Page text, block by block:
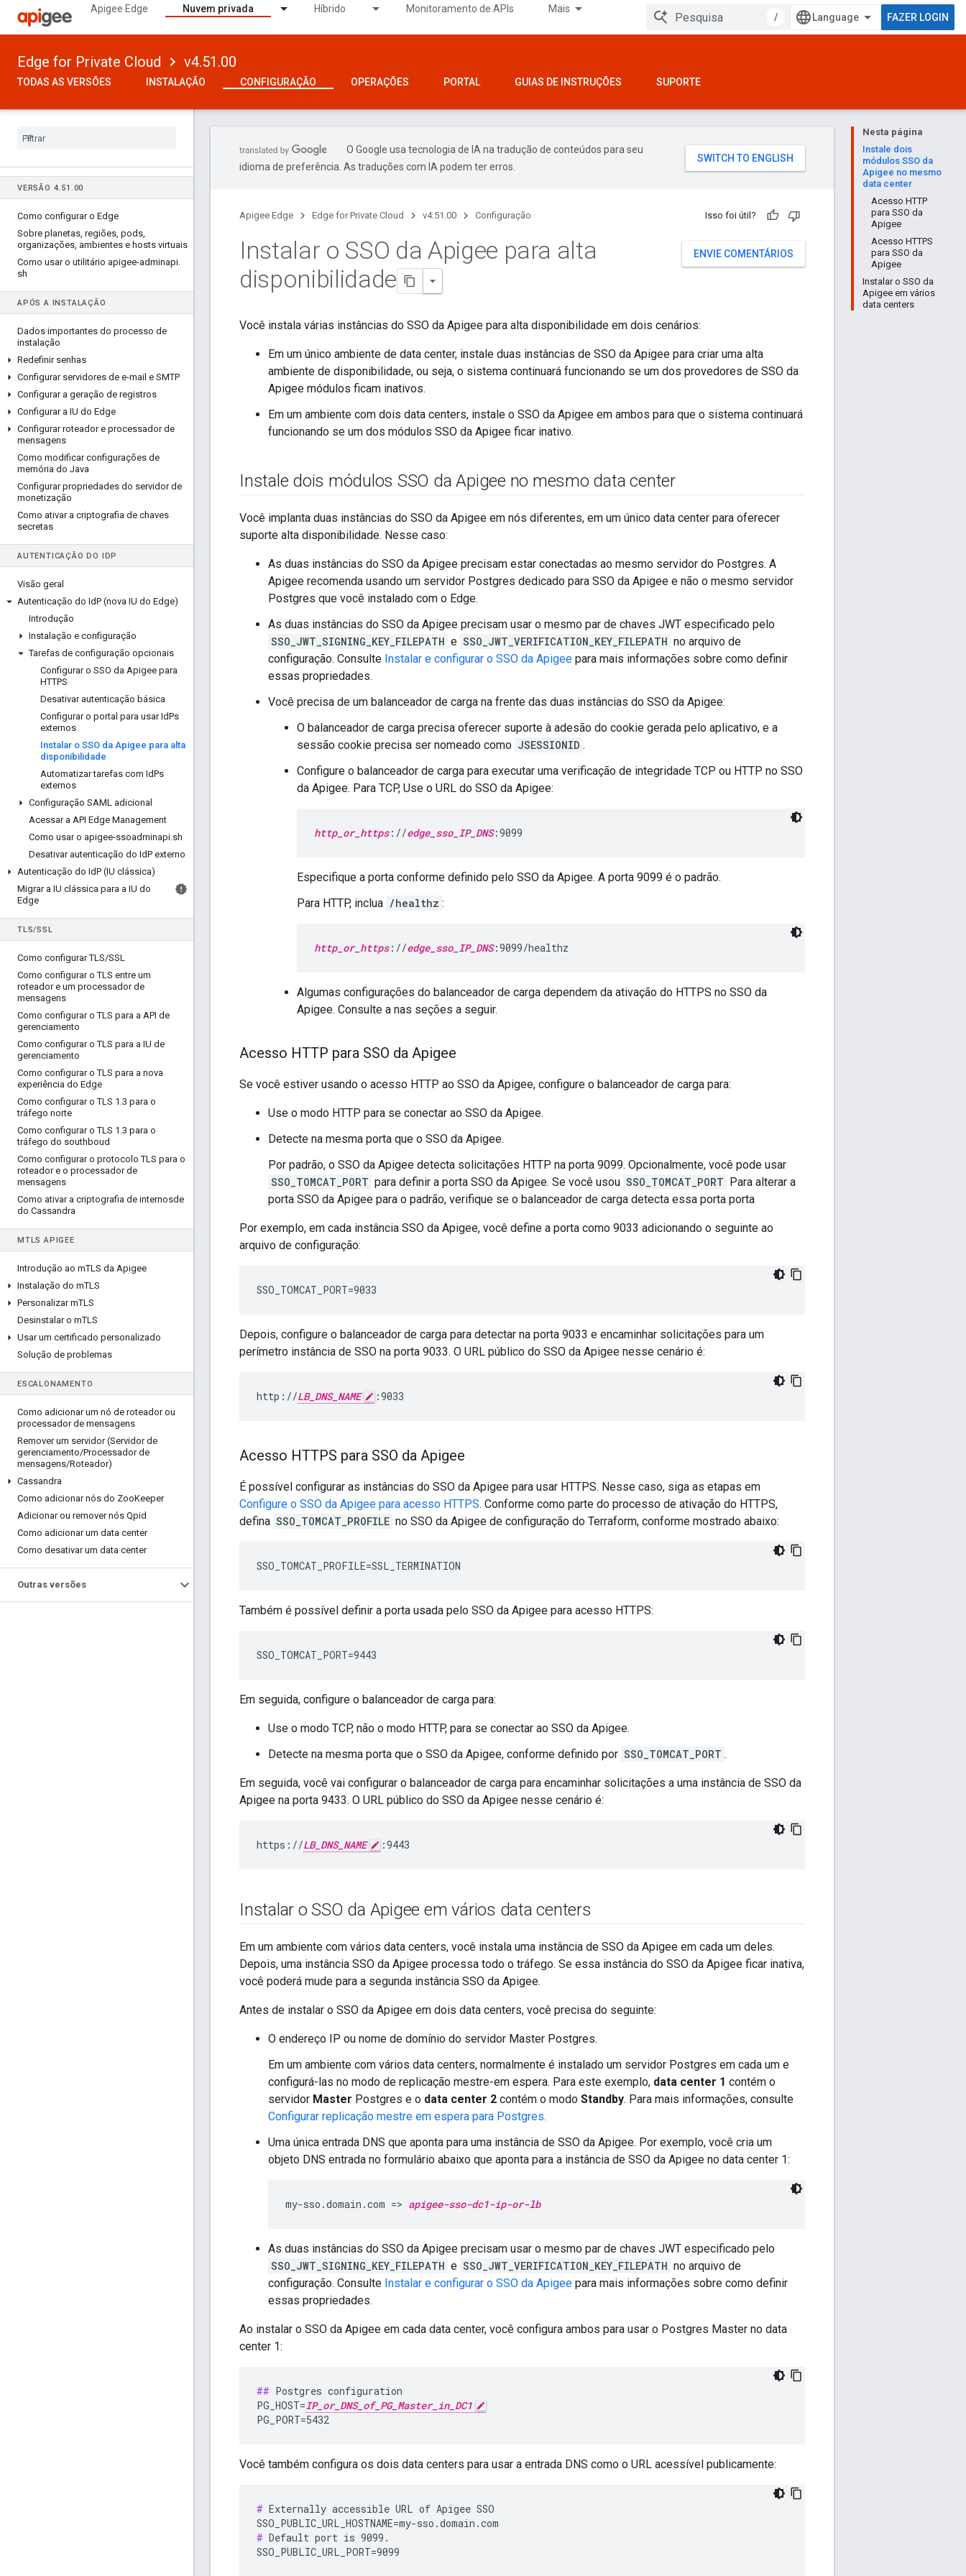
Apigee Edge Nuvem privada Híbrido Monitoramento de APIs Mais
/ FAZER LOGIN
Edge for Private Cloud v4.51.00
TODAS AS VERSÕES INSTALAÇÃO CONFIGURAÇÃO OPERAÇÕES PORTAL GUIAS DE INSTRUÇÕES SUPORTE
VERSÃO 4. 51 .00
Como configurar o Edge
Sobre planetas, regiões, pods,
organizações, ambientes e hosts virtuais
Como usar o utilitário apigee-adminapi.
sh
APÓS A INSTALAÇÃO
Dados importantes do processo de
instalação
Redefinir senhas
Configurar servidores de e-mail e SMTP
Configurar a geração de registros
Configurar a IU do Edge
Configurar roteador e processador de
mensagens
Como modificar configurações de
memória do Java
Configurar propriedades do servidor de
monetização
Como ativar a criptografia de chaves
secretas
AUTENTICAÇÃO DO IDP
Visão geral
Autenticação do IdP (nova IU do Edge)
Introdução
Instalação e configuração
Tarefas de configuração opcionais
Configurar o SSO da Apigee para
HTTPS
Desativar autenticação básica
Configurar o portal para usar IdPs
externos
Instalar o SSO da Apigee para alta
disponibilidade
Automatizar tarefas com IdPs
externos
Configuração SAML adicional
Acessar a API Edge Management
Como usar o apigee-ssoadminapi.sh
Desativar autenticação do IdP externo
Autenticação do IdP (IU clássica)
Migrar a IU clássica para a IU do
Edge
TLS/SSL
Como configurar TLS/SSL
Como configurar o TLS entre um
roteador e um processador de
mensagens
Como configurar o TLS para a API de
gerenciamento
Como configurar o TLS para a IU de
gerenciamento
Como configurar o TLS para a nova
experiência do Edge
Como configurar o TLS 1 .3 para o
tráfego norte
Como configurar o TLS 1 .3 para o
tráfego do southboud
Como configurar o protocolo TLS para o
roteador e o processador de
mensagens
Como ativar a criptografia de internosde
do Cassandra
MTLS APIGEE
Introdução ao mTLS da Apigee
Instalação do mTLS
Personalizar mTLS
Desinstalar o mTLS
Usar um certificado personalizado
Solução de problemas
ESCALONAMENTO
Como adicionar um nó de roteador ou
processador de mensagens
Remover um servidor (Servidor de
gerenciamento/Processador de
mensagens/Roteador)
Cassandra
Como adicionar nós do ZooKeeper
Adicionar ou remover nós Qpid
Como adicionar um data center
Como desativar um data center
Outras versões
Nesta página
Instale dois
módulos SSO da
Apigee no mesmo
data center
Acesso HTTP
para SSO da
Apigee
Acesso HTTPS
para SSO da
Apigee
Instalar o SSO da
Apigee em vários
data centers
O Google usa tecnologia de IA na tradução de conteúdos para seu
idioma de preferência. As traduções com IA podem ter erros.
Apigee Edge Edge for Private Cloud v4.51.00 Configuração Isso foi útil?
ENVIE COMENTÁRIOS
Instalar o SSO da Apigee para alta
disponibilidade
Você instala várias instâncias do SSO da Apigee para alta disponibilidade em dois cenários:
Em um único ambiente de data center, instale duas instâncias de SSO da Apigee para criar uma alta
ambiente de disponibilidade, ou seja, o sistema continuará funcionando se um dos provedores de SSO da
Apigee módulos ficam inativos.
Em um ambiente com dois data centers, instale o SSO da Apigee em ambos para que o sistema continuará
funcionando se um dos módulos SSO da Apigee ficar inativo.
Instale dois módulos SSO da Apigee no mesmo data center
Você implanta duas instâncias do SSO da Apigee em nós diferentes, em um único data center para oferecer
suporte alta disponibilidade. Nesse caso:
As duas instâncias do SSO da Apigee precisam estar conectadas ao mesmo servidor do Postgres. A
Apigee recomenda usando um servidor Postgres dedicado para SSO da Apigee e não o mesmo servidor
Postgres que você instalado com o Edge.
As duas instâncias do SSO da Apigee precisam usar o mesmo par de chaves JWT especificado pelo
SSO_JWT_SIGNING_KEY_FILEPATH e SSO_JWT_VERIFICATION_KEY_FILEPATH no arquivo de
configuração. Consulte Instalar e configurar o SSO da Apigee para mais informações sobre como definir
essas propriedades.
Você precisa de um balanceador de carga na frente das duas instâncias do SSO da Apigee:
O balanceador de carga precisa oferecer suporte à adesão do cookie gerada pelo aplicativo, e a
sessão cookie precisa ser nomeado como JSESSIONID .
Configure o balanceador de carga para executar uma verificação de integridade TCP ou HTTP no SSO
da Apigee. Para TCP, Use o URL do SSO da Apigee:
http_or_https://edge_sso_IP_DNS:9099
Especifique a porta conforme definido pelo SSO da Apigee. A porta 9099 é o padrão.
Para HTTP, inclua /healthz :
http_or_https://edge_sso_IP_DNS:9099/healthz
Algumas configurações do balanceador de carga dependem da ativação do HTTPS no SSO da
Apigee. Consulte a nas seções a seguir.
Acesso HTTP para SSO da Apigee
Se você estiver usando o acesso HTTP ao SSO da Apigee, configure o balanceador de carga para:
Use o modo HTTP para se conectar ao SSO da Apigee.
Detecte na mesma porta que o SSO da Apigee.
Por padrão, o SSO da Apigee detecta solicitações HTTP na porta 9099. Opcionalmente, você pode usar
SSO_TOMCAT_PORT para definir a porta SSO da Apigee. Se você usou SSO_TOMCAT_PORT Para alterar a
porta SSO da Apigee para o padrão, verifique se o balanceador de carga detecta essa porta porta
Por exemplo, em cada instância SSO da Apigee, você define a porta como 9033 adicionando o seguinte ao
arquivo de configuração:
SSO_TOMCAT_PORT=9033
Depois, configure o balanceador de carga para detectar na porta 9033 e encaminhar solicitações para um
perímetro instância de SSO na porta 9033. O URL público do SSO da Apigee nesse cenário é:
http://LB_DNS_NAME :9033
Acesso HTTPS para SSO da Apigee
É possível configurar as instâncias do SSO da Apigee para usar HTTPS. Nesse caso, siga as etapas em
Configure o SSO da Apigee para acesso HTTPS. Conforme como parte do processo de ativação do HTTPS,
defina SSO_TOMCAT_PROFILE no SSO da Apigee de configuração do Terraform, conforme mostrado abaixo:
SSO_TOMCAT_PROFILE=SSL_TERMINATION
Também é possível definir a porta usada pelo SSO da Apigee para acesso HTTPS:
SSO_TOMCAT_PORT=9443
Em seguida, configure o balanceador de carga para:
Use o modo TCP, não o modo HTTP, para se conectar ao SSO da Apigee.
Detecte na mesma porta que o SSO da Apigee, conforme definido por SSO_TOMCAT_PORT .
Em seguida, você vai configurar o balanceador de carga para encaminhar solicitações a uma instância de SSO da
Apigee na porta 9433. O URL público do SSO da Apigee nesse cenário é:
https://LB_DNS_NAME :9443
Instalar o SSO da Apigee em vários data centers
Em um ambiente com vários data centers, você instala uma instância de SSO da Apigee em cada um deles.
Depois, uma instância SSO da Apigee processa todo o tráfego. Se essa instância do SSO da Apigee ficar inativa,
você poderá mude para a segunda instância SSO da Apigee.
Antes de instalar o SSO da Apigee em dois data centers, você precisa do seguinte:
O endereço IP ou nome de domínio do servidor Master Postgres.
Em um ambiente com vários data centers, normalmente é instalado um servidor Postgres em cada um e
configurá-las no modo de replicação mestre-em espera. Para este exemplo, data center 1 contém o
servidor Master Postgres e o data center 2 contém o modo Standby. Para mais informações, consulte
Configurar replicação mestre em espera para Postgres.
Uma única entrada DNS que aponta para uma instância de SSO da Apigee. Por exemplo, você cria um
objeto DNS entrada no formulário abaixo que aponta para a instância de SSO da Apigee no data center 1:
my-sso.domain.com => apigee-sso-dc1-ip-or-lb
As duas instâncias do SSO da Apigee precisam usar o mesmo par de chaves JWT especificado pelo
SSO_JWT_SIGNING_KEY_FILEPATH e SSO_JWT_VERIFICATION_KEY_FILEPATH no arquivo de
configuração. Consulte Instalar e configurar o SSO da Apigee para mais informações sobre como definir
essas propriedades.
Ao instalar o SSO da Apigee em cada data center, você configura ambos para usar o Postgres Master no data
center 1:
## Postgres configuration
PG_HOST=IP_or_DNS_of_PG_Master_in_DC1
PG_PORT=5432
Você também configura os dois data centers para usar a entrada DNS como o URL acessível publicamente:
# Externally accessible URL of Apigee SSO
# Default port is 9099.
SSO_PUBLIC_URL_PORT=9099